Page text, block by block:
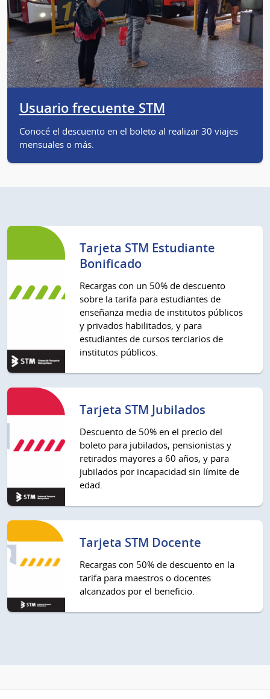
Usuario frecuente STM
Conocé el descuento en el boleto al realizar 30 viajes
mensuales o más.
Tarjeta STM Estudiante
Bonificado
Recargas con un 50% de descuento
sobre la tarifa para estudiantes de
enseñanza media de institutos públicos
y privados habilitados, y para
estudiantes de cursos terciarios de
institutos públicos.
Tarjeta STM Jubilados
Descuento de 50% en el precio del
boleto para jubilados, pensionistas y
retirados mayores a 60 años, y para
jubilados por incapacidad sin límite de
edad.
Tarjeta STM Docente
Recargas con 50% de descuento en la
tarifa para maestros o docentes
alcanzados por el beneficio.